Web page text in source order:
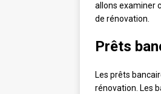
allons examiner
de rénovation.
Prêts
Les prêts
rénovation. Les